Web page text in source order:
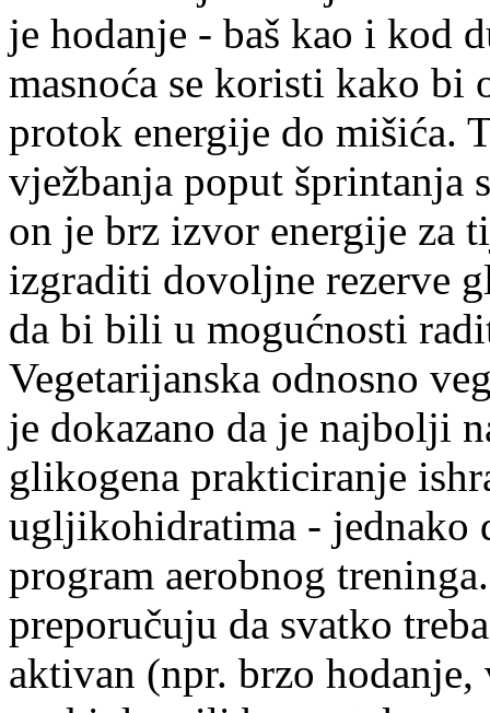
je hodanje - baš kao i kod
masnoća se koristi kako bi
protok energije do mišića.
vježbanja poput šprintanja
on je brz izvor energije za
izgraditi dovoljne rezerve
da bi bili u mogućnosti
Vegetarijanska odnosno
je dokazano da je najbolji
glikogena prakticiranje
ugljikohidratima - jednako
program aerobnog
preporučuju da svatko
aktivan (npr. brzo